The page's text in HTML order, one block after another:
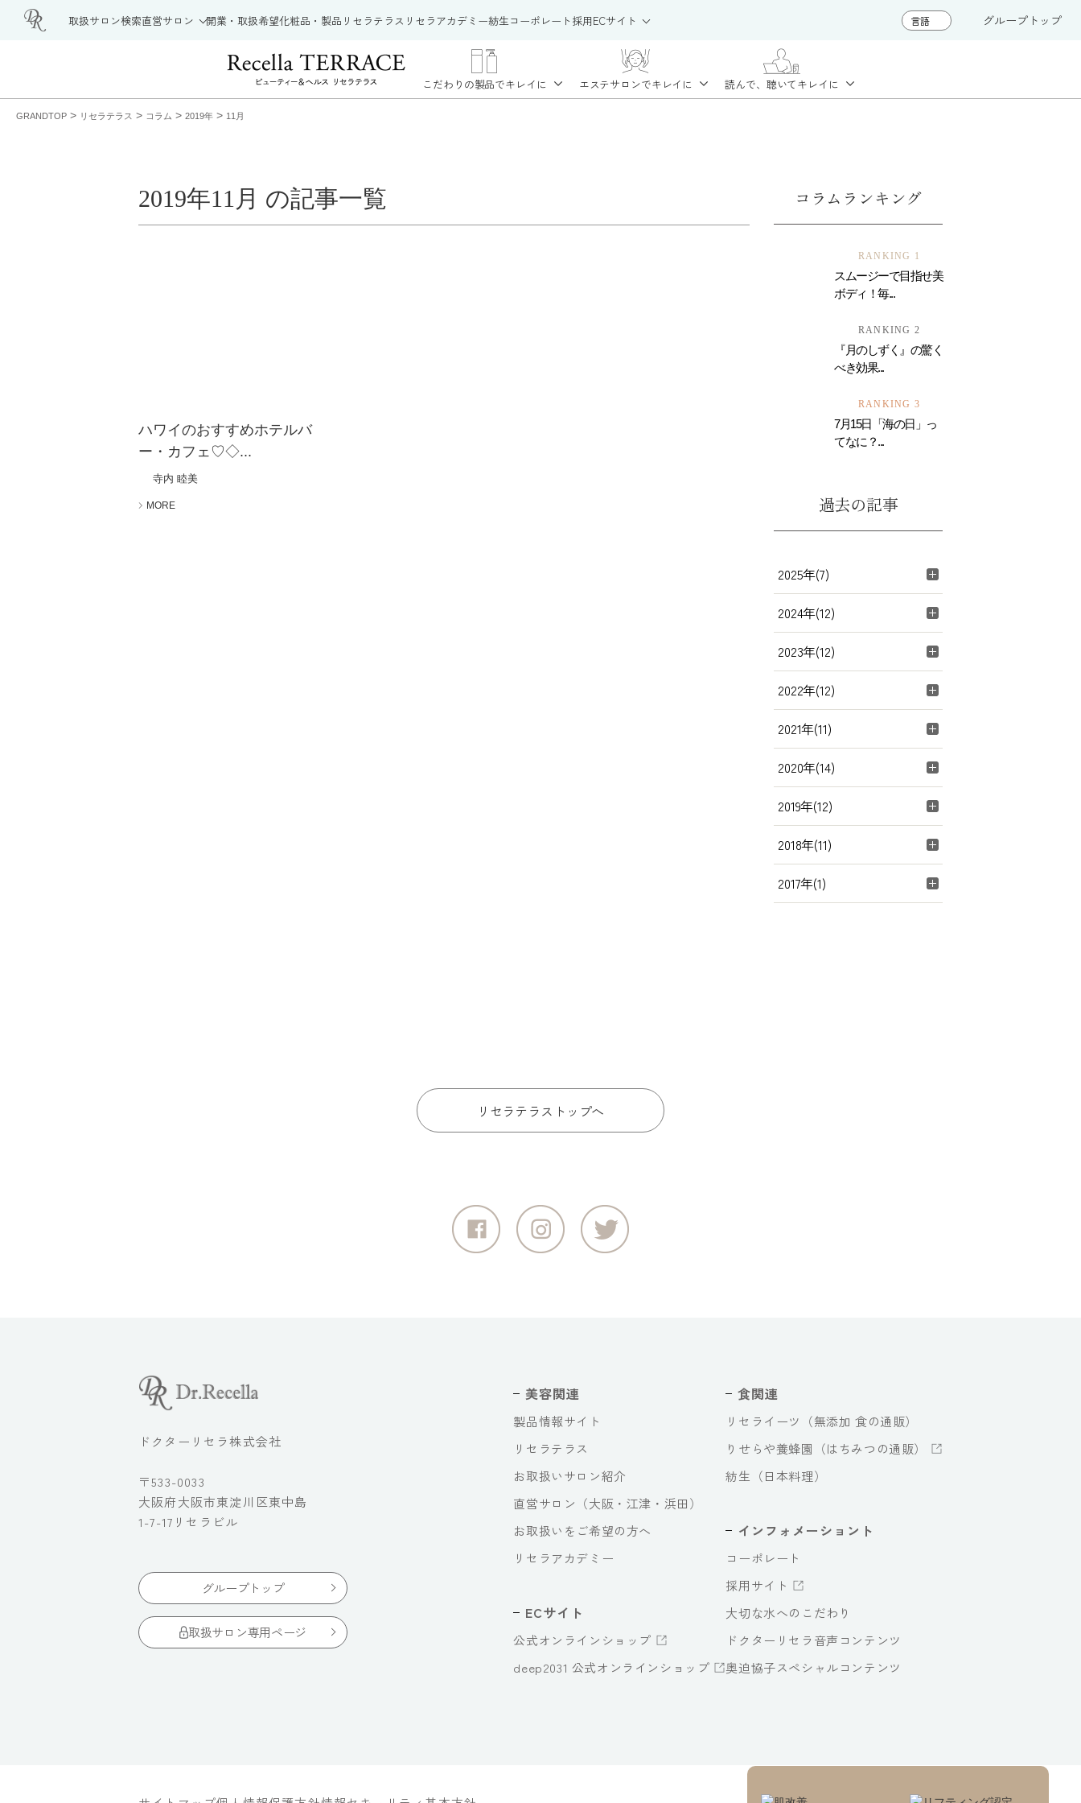
取扱サロン検索直営サロン 開業・取扱希望化粧品・製品 リセラテラス リセラアカデミー紡生コーポレート採用ECサイト グループトップ
こだわりの製品でキレイに エステサロンでキレイに 読んで、聴いてキレイに
GRANDTOP > リセラテラス > コラム > 2019年 > 11月
2019年11月 の記事一覧
ハワイのおすすめホテルバ
ー・カフェ♡◇...
寺内 睦美
MORE
コラムランキング
RANKING 1
スムージーで目指せ美
ボディ！毎...
RANKING 2
『月のしずく』の驚く
べき効果...
RANKING 3
7月15日「海の日」っ
てなに？...
過去の記事
2025年(7)
2024年(12)
2023年(12)
2022年(12)
2021年(11)
2020年(14)
2019年(12)
2018年(11)
2017年(1)
リセラテラストップへ
ドクターリセラ株式会社
〒533-0033
大阪府大阪市東淀川区東中島
1-7-17リセラビル
グループトップ
取扱サロン専用ページ
美容関連
製品情報サイト
リセラテラス
お取扱いサロン紹介
直営サロン（大阪・江津・浜田）
お取扱いをご希望の方へ
リセラアカデミー
ECサイト
公式オンラインショップ
deep2031 公式オンラインショップ
食関連
リセライーツ（無添加 食の通販）
りせらや養蜂園（はちみつの通販）
紡生（日本料理）
インフォメーショント
コーポレート
採用サイト
大切な水へのこだわり
ドクターリセラ音声コンテンツ
奥迫協子スペシャルコンテンツ